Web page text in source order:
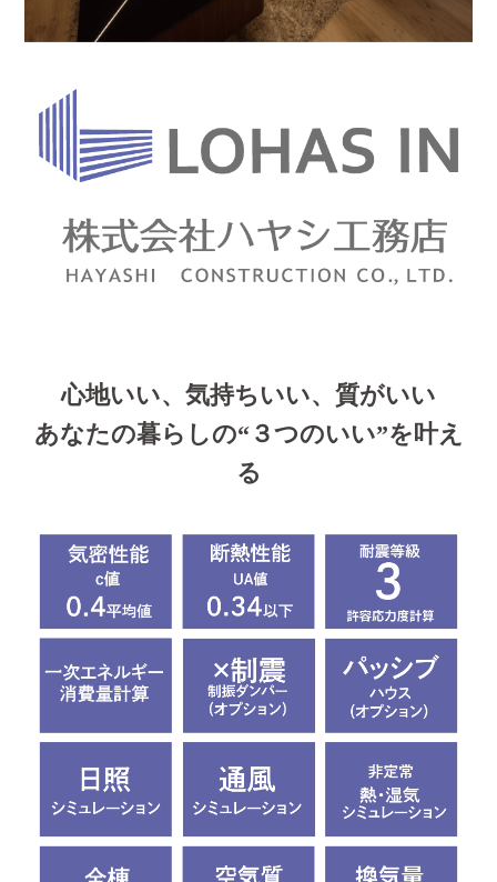
心地いい、気持ちいい、質がいい
あなたの暮らしの“３つのいい”を叶え
る